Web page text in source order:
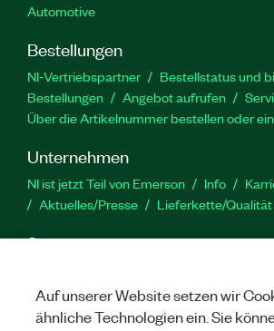
Automotive
Bestellungen
NI-Vertriebspartner
Bestellstatus und
Bestellungen
Angebot aufrufen
Über die Artikelnummer bestellen oder
Unternehmen
NI ist jetzt Teil von Emerson Info
Aktuelles/Presse
Lieferkette/Qualität
Support
Produktaktivierung
Serviceanfrage
zur Website
Auf unserer Website setzen wir
ähnliche Technologien ein. Sie